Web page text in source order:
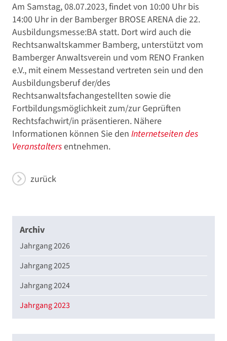
Am Samstag, 08.07.2023, findet von 10:00 Uhr bis
14:00 Uhr in der Bamberger BROSE ARENA die 22.
Ausbildungsmesse:BA statt. Dort wird auch die
Rechtsanwaltskammer Bamberg, unterstützt vom
Bamberger Anwaltsverein und vom RENO Franken
e.V., mit einem Messestand vertreten sein und den
Ausbildungsberuf der/des
Rechtsanwaltsfachangestellten sowie die
Fortbildungsmöglichkeit zum/zur Geprüften
Rechtsfachwirt/in präsentieren. Nähere
Informationen können Sie den Internetseiten des
Veranstaltersentnehmen.
zurück
Archiv
Jahrgang 2026
Jahrgang 2025
Jahrgang 2024
Jahrgang 2023